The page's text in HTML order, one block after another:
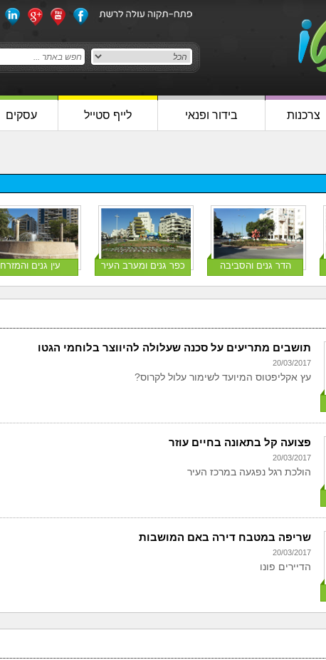
צרכנות בידור ופנאי לייף סטייל עסקים
הדר גנים והסביבה כפר גנים ומערב העיר עין גנים והמזרח
תושבים מתריעים על סכנה שעלולה להיווצר בלוחמי הגטו
20/03/2017
עץ אקליפטוס המיועד לשימור עלול לקרוס?
פצועה קל בתאונה בחיים עוזר
20/03/2017
הולכת רגל נפגעה במרכז העיר
שריפה במטבח דירה באם המושבות
20/03/2017
הדיירים פונו